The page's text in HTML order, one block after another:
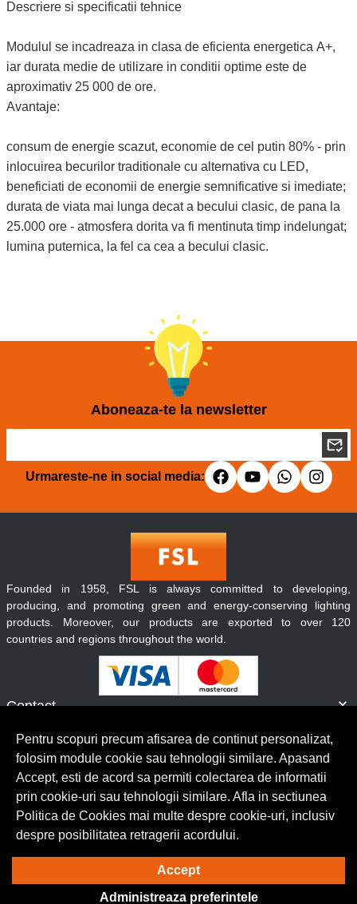
Descriere si specificatii tehnice
Modulul se incadreaza in clasa de eficienta energetica A+,
iar durata medie de utilizare in conditii optime este de
aproximativ 25 000 de ore.
Avantaje:
consum de energie scazut, economie de cel putin 80% - prin
inlocuirea becurilor traditionale cu alternativa cu LED,
beneficiati de economii de energie semnificative si imediate;
durata de viata mai lunga decat a becului clasic, de pana la
25.000 ore - atmosfera dorita va fi mentinuta timp indelungat;
lumina puternica, la fel ca cea a becului clasic.
Aboneaza-te la newsletter
Urmareste-ne in social media:
Contact
Servicii clienti
Founded in 1958, FSL is always committed to developing,
producing, and promoting green and energy-conserving lighting
products. Moreover, our products are exported to over 120
countries and regions throughout the world.
© Copyright 2026 Lumilux. Toate drepturile rezervate.
Solutie eCommercepowered by
BrowserID:
Pentru scopuri precum afisarea de continut personalizat,
folosim module cookie sau tehnologii similare. Apasand
Accept, esti de acord sa permiti colectarea de informatii
prin cookie-uri sau tehnologii similare. Afla in sectiunea
Politica de Cookies mai multe despre cookie-uri, inclusiv
despre posibilitatea retragerii acordului.
Accept
Administreaza preferintele